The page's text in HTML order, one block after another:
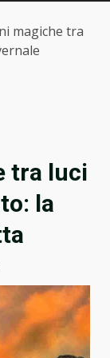
magiche tra
tra luci
la